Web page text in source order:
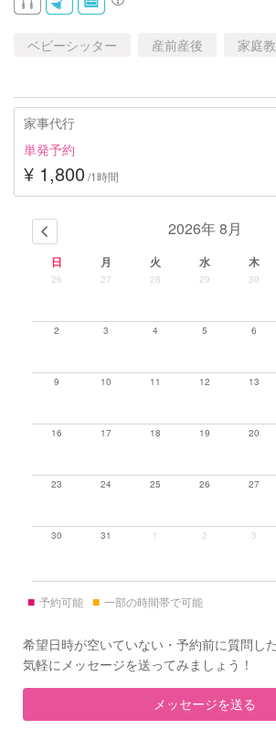
ベビーシッター 産前産後 家庭
家事代行
単発予約
¥ 1,800 /1時間
2026年 8月
日 月 火 水 木
26 27 28 29 30
2 3 4 5 6
9 10 11 12 13
16 17 18 19 20
23 24 25 26 27
30 31 1 2 3
■ 予約可能 ■ 一部の時間帯で可能
希望日時が空いていない・予約前に質問し
気軽にメッセージを送ってみましょう！
メッセージを送る